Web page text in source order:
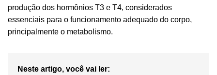
produção dos hormônios T3 e T4, considerados
essenciais para o funcionamento adequado do corpo,
principalmente o metabolismo.
Neste artigo, você vai ler: